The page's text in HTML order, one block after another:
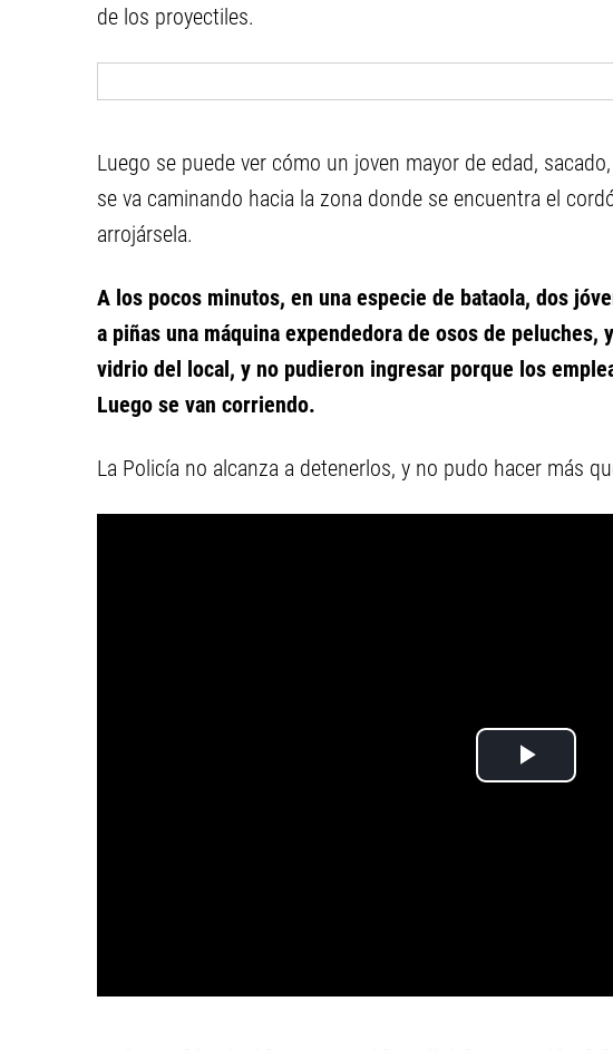
de los proyectiles.
Luego se puede ver cómo un joven mayor de edad,
se va caminando hacia la zona donde se encuentra el
arrojársela.
A los pocos minutos, en una especie de bataola, dos
a piñas una máquina expendedora de osos de peluches,
vidrio del local, y no pudieron ingresar porque los
Luego se van corriendo.
La Policía no alcanza a detenerlos, y no pudo hacer más